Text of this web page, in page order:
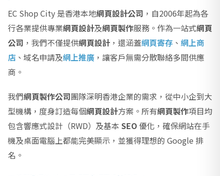
EC Shop City 是香港本地網頁設計公司 ，自2006年起為各
行各業提供專業網頁設計及網頁製作服務。作為一站式網頁
公司 ，我們不僅提供網頁設計 ，還涵蓋網頁寄存 、 網上商
店 、域名申請及網上推廣 ，讓客戶無需分散聯絡多間供應
商。
我們網頁製作公司團隊深明香港企業的需求，從中小企到大
型機構，度身訂造每個網頁設計方案。所有網頁製作項目均
包含響應式設計（RWD）及基本 SEO 優化，確保網站在手
機及桌面電腦上都能完美顯示，並獲得理想的 Google 排
名。